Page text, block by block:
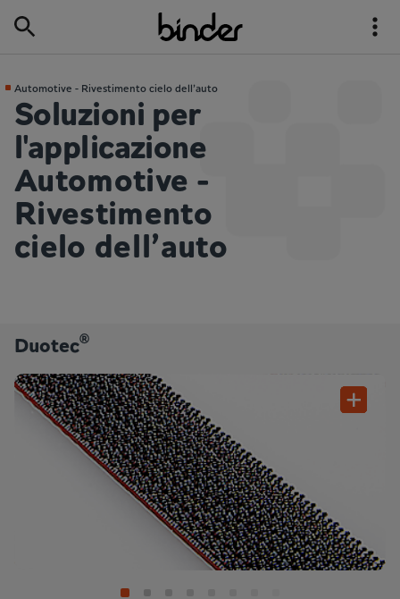
Automotive - Rivestimento cielo dell’auto
Soluzioni per
l'applicazione
Automotive -
Rivestimento
cielo dell’auto
Duotec®